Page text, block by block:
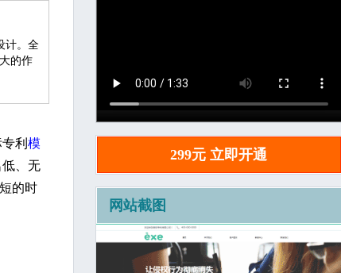
关注
计。全
的作
专利模
、无
的时
299元 立即开通
网站截图